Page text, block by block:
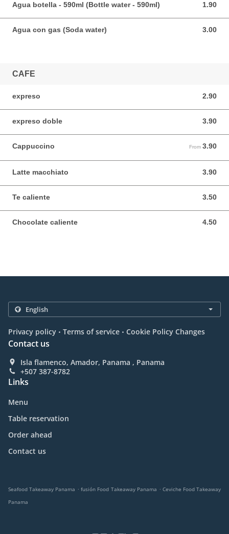
Agua botella - 590ml (Bottle water - 590ml) 1.90
1.90 USD
Agua con gas (Soda water) 3.00
3.00 USD
CAFE
expreso 2.90
2.90 USD
expreso doble 3.90
3.90 USD
Cappuccino From 3.90
From 3.90 USD
Latte macchiato 3.90
3.90 USD
Te caliente 3.50
3.50 USD
Chocolate caliente 4.50
4.50 USD
Privacy policy . Terms of service . Cookie Policy Changes
Contact us
Isla flamenco, Amador, Panama , Panama
+507 387-8782
Links
Menu
Table reservation
Order ahead
Contact us
Seafood Takeaway Panama . fusión Food Takeaway Panama . Ceviche Food Takeaway
Panama